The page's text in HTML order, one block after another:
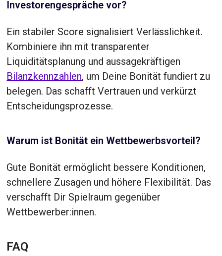
Investorengespräche vor?
Ein stabiler Score signalisiert Verlässlichkeit.
Kombiniere ihn mit transparenter
Liquiditätsplanung und aussagekräftigen
Bilanzkennzahlen, um Deine Bonität fundiert zu
belegen. Das schafft Vertrauen und verkürzt
Entscheidungsprozesse.
Warum ist Bonität ein Wettbewerbsvorteil?
Gute Bonität ermöglicht bessere Konditionen,
schnellere Zusagen und höhere Flexibilität. Das
verschafft Dir Spielraum gegenüber
Wettbewerber:innen.
FAQ